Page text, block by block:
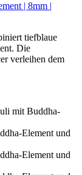
| 8mm |
tiefblaue
Die
verleihen dem